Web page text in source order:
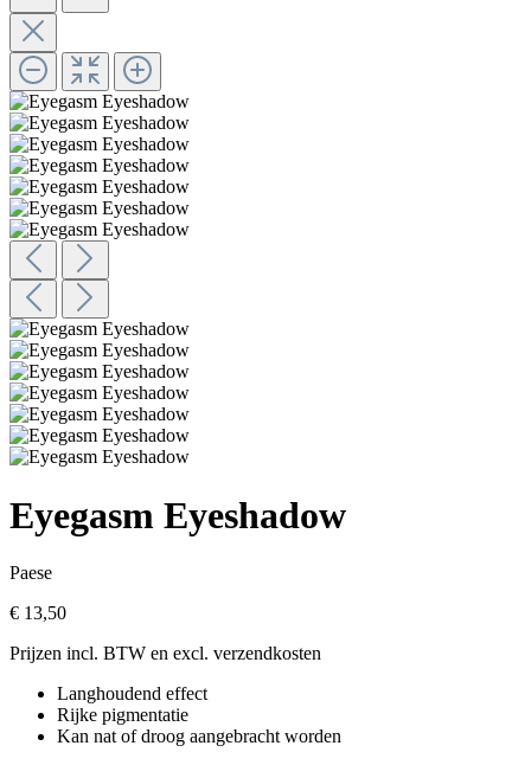
Eyegasm Eyeshadow
Paese
€ 13,50
Prijzen incl. BTW en excl. verzendkosten
Langhoudend effect
Rijke pigmentatie
Kan nat of droog aangebracht worden